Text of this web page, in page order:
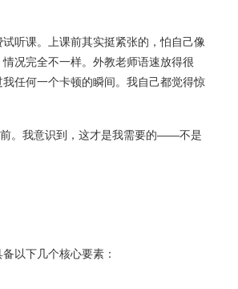
听课。上课前其实挺紧张的，怕自己像
况完全不一样。外教老师语速放得很
任何一个卡顿的瞬间。我自己都觉得惊
前。我意识到，这才是我需要的——不是
以下几个核心要素：